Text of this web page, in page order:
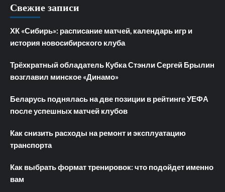
Свежие записи
ХК «Сибирь»: расписание матчей, календарь игр и
история новосибирского клуба
Трёхкратный обладатель Кубка Стэнли Сергей Брылин
возглавил минское «Динамо»
Беларусь поднялась на две позиции в рейтинге УЕФА
после успешных матчей клубов
Как снизить расходы на ремонт и эксплуатацию
транспорта
Как выбрать формат тренировок: что подойдет именно
вам